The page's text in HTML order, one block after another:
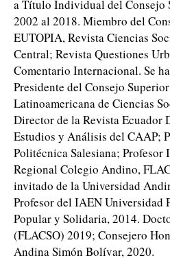
a Título Individual del Consejo
2002 al 2018. Miembro del
EUTOPIA, Revista Ciencias
Central; Revista Questiones
Comentario Internacional. Se
Presidente del Consejo
Latinoamericana de Ciencias
Director de la Revista Ecuador
Estudios y Análisis del CAAP;
Politécnica Salesiana;
Regional Colegio Andino,
invitado de la Universidad
Profesor del IAEN Universidad
Popular y Solidaria, 2014.
(FLACSO) 2019; Consejero
Andina Simón Bolívar, 2020.